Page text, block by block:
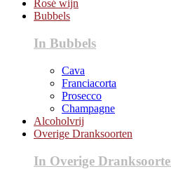
Rosé wijn
Bubbels
In Bubbels
Cava
Franciacorta
Prosecco
Champagne
Alcoholvrij
Overige Dranksoorten
In Overige